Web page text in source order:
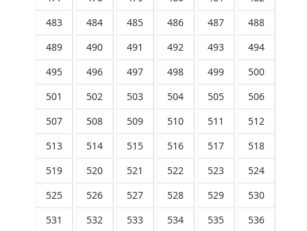
483
484 485 486 487
488
489
490 491 492 493
494
495
496 497 498 499
500
501
502 503 504 505
506
507
508 509 510 511
512
513
514 515 516 517
518
519
520 521 522 523
524
525
526 527 528 529
530
531
532 533 534 535
536